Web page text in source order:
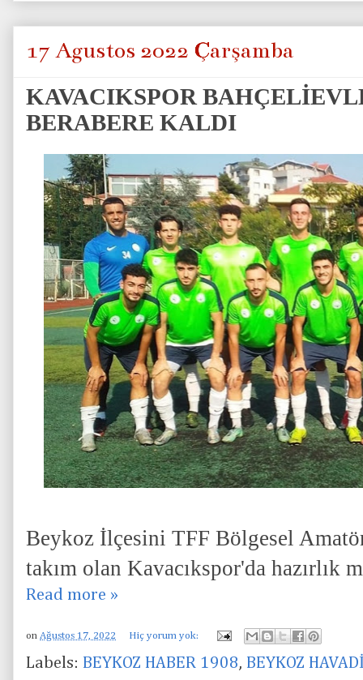
17 Ağustos 2022 Çarşamba
KAVACIKSPOR
BERABERE KALDI
Beykoz İlçesini TFF Bölgesel
takım olan Kavacıkspor'da hazırlık
Read more »
on Ağustos 17, 2022 Hiç yorum yok:
Labels: BEYKOZ HABER 1908, BEYKOZ